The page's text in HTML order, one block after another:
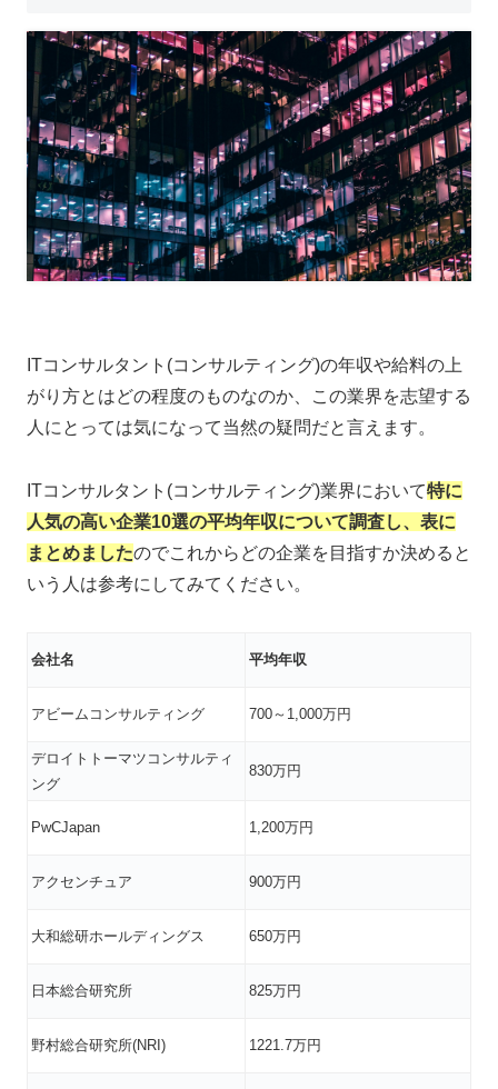
ITコンサルタント(コンサルティング)の年収や給料の上
がり方とはどの程度のものなのか、この業界を志望する
人にとっては気になって当然の疑問だと言えます。
ITコンサルタント(コンサルティング)業界において特に
人気の高い企業10選の平均年収について調査し、表に
まとめましたのでこれからどの企業を目指すか決めると
いう人は参考にしてみてください。
会社名 平均年収
アビームコンサルティング 700～1,000万円
デロイトトーマツコンサルティ
ング
830万円
PwCJapan 1,200万円
アクセンチュア 900万円
大和総研ホールディングス 650万円
日本総合研究所 825万円
野村総合研究所(NRI) 1221.7万円